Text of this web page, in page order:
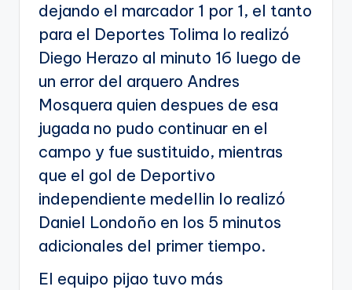
dejando el marcador 1 por 1, el tanto
para el Deportes Tolima lo realizó
Diego Herazo al minuto 16 luego de
un error del arquero Andres
Mosquera quien despues de esa
jugada no pudo continuar en el
campo y fue sustituido, mientras
que el gol de Deportivo
independiente medellin lo realizó
Daniel Londoño en los 5 minutos
adicionales del primer tiempo.
El equipo pijao tuvo más